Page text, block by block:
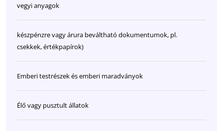
vegyi anyagok
készpénzre vagy árura beváltható dokumentumok, pl.
csekkek, értékpapírok)
Emberi testrészek és emberi maradványok
Élő vagy pusztult állatok